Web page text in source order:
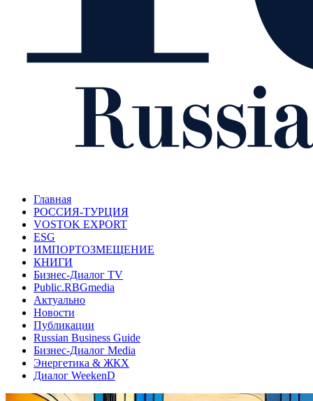
Главная
РОССИЯ-ТУРЦИЯ
VOSTOK EXPORT
ESG
ИМПОРТОЗМЕЩЕНИЕ
КНИГИ
Бизнес-Диалог TV
Public.RBGmedia
Актуально
Новости
Публикации
Russian Business Guide
Бизнес-Диалог Media
Энергетика & ЖКХ
Диалог WeekenD